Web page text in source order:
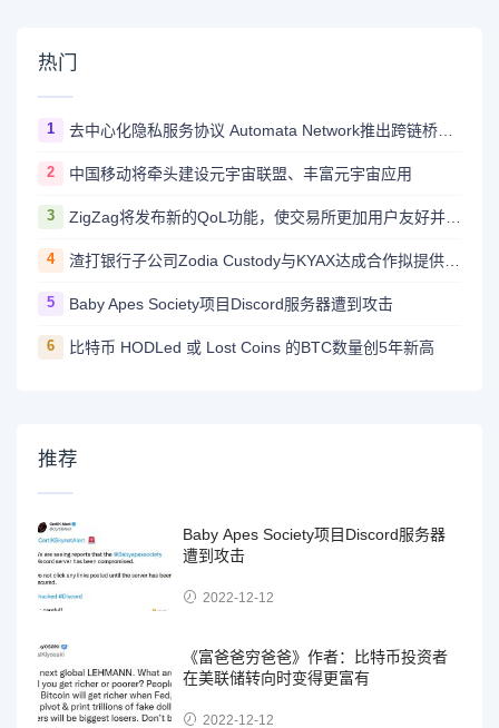
热门
1 去中心化隐私服务协议 Automata Network推出跨链桥Carrier
2 中国移动将牵头建设元宇宙联盟、丰富元宇宙应用
3 ZigZag将发布新的QoL功能，使交易所更加用户友好并与CEX竞争
4 渣打银行子公司Zodia Custody与KYAX达成合作拟提供基于审计、业务和监管报告的加密托管服务
5 Baby Apes Society项目Discord服务器遭到攻击
6 比特币 HODLed 或 Lost Coins 的BTC数量创5年新高
推荐
Baby Apes Society项目Discord服务器
遭到攻击
2022-12-12
《富爸爸穷爸爸》作者：比特币投资者
在美联储转向时变得更富有
2022-12-12